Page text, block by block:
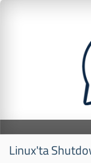
Linux'ta